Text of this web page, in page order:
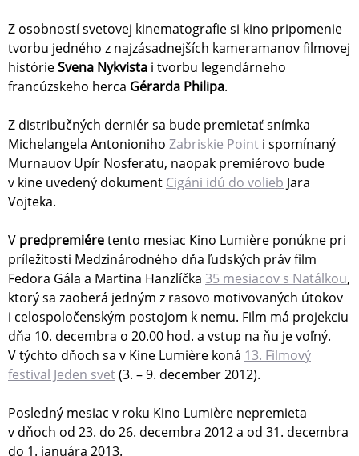
Z osobností svetovej kinematografie si kino pripomenie
tvorbu jedného z najzásadnejších kameramanov filmovej
histórieSvena Nykvista i tvorbu legendárneho
francúzskeho herca Gérarda Philipa.
Z distribučných derniér sa bude premietať snímka
Michelangela Antonioniho Zabriskie Point i spomínaný
Murnauov Upír Nosferatu, naopak premiérovo bude
v kine uvedený dokument Cigáni idú do volieb Jara
Vojteka.
V predpremiéretento mesiac Kino Lumière ponúkne pri
príležitosti Medzinárodného dňa ľudských práv film
Fedora Gála a Martina Hanzlíčka 35 mesiacov s Natálkou,
ktorý sa zaoberá jedným z rasovo motivovaných útokov
i celospoločenským postojom k nemu. Film má projekciu
dňa 10. decembra o 20.00 hod. a vstup na ňu je voľný.
V týchto dňoch sa v Kine Lumière koná 13. Filmový
festival Jeden svet(3. – 9. december 2012).
Posledný mesiac v roku Kino Lumière nepremieta
v dňoch od 23. do 26. decembra 2012 a od 31. decembra
do 1. januára 2013.